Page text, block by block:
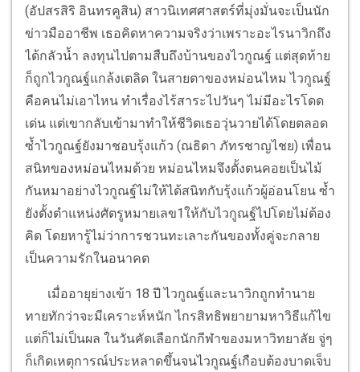
(อัปสรสิริ อินทรคูสิน) สาวนิเทศศาสตร์ที่มุ่งมั่นจะเป็นนัก
ข่าวมืออาชีพ เธอคิดหาความจริงว่าเพราะอะไรนาวิกถึง
ได้กลัวน้ำ ลงทุนไปตามสืบถึงบ้านของไวกูณฐ์ แต่สุดท้าย
ก็ถูกไวกูณฐ์แกล้งเตลิด ในสายตาของหม่อนไหม ไวกูณฐ์
คือคนไม่เอาไหน ทำเรื่องไร้สาระไปวันๆ ไม่มีอะไรโดด
เด่น แต่เขากลับเข้ามาทำให้ชีวิตเธอวุ่นวายได้โดยตลอด
ซ้ำไวกูณฐ์ยังมาชอบรุ้งแก้ว (ณธิดา ภัทรชาญไชย) เพื่อน
สนิทของหม่อนไหมด้วย หม่อนไหมจึงตั้งตนคอยเป็นไม้
กันหมาอย่างไวกูณฐ์ไม่ให้ได้สนิทกับรุ้งแก้วผู้อ่อนโยน ซ้ำ
ยังตั้งตำแหน่งศัตรูหมายเลข1ให้กับไวกูณฐ์ไปโดยไม่ต้อง
คิด โดยหารู้ไม่ว่าการชวนทะเลาะกันของทั้งคู่จะกลาย
เป็นความรักในอนาคต
เมื่ออายุย่างเข้า 18 ปี ไวกูณฐ์และนาวิกถูกทำนาย
ทายทักว่าจะมีเคราะห์หนัก ไกรสิทธิพยายามหาวิธีแก้ไข
แต่ก็ไม่เป็นผล ในวันคัดเลือกนักกีฬาของมหาวิทยาลัย จู่ๆ
ก็เกิดเหตุการณ์ประหลาดขึ้นจนไวกูณฐ์เกือบต้องบาดเจ็บ